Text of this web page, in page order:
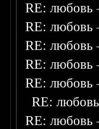
RE: любовь
RE: любовь
RE: любовь
RE: любовь
RE: любовь
RE: любовь
RE: любовь